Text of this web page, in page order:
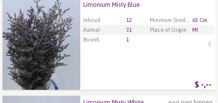
Limonium Misty Blue
Inhoud 12
65 Cm
Aantal
31 Place of Origin
MI
Bosinh.
1
$ -,--
Limonium Misty Blue
U moet ingelogd zijn om te kunnen kopen.Klik hier
om in te loggen.